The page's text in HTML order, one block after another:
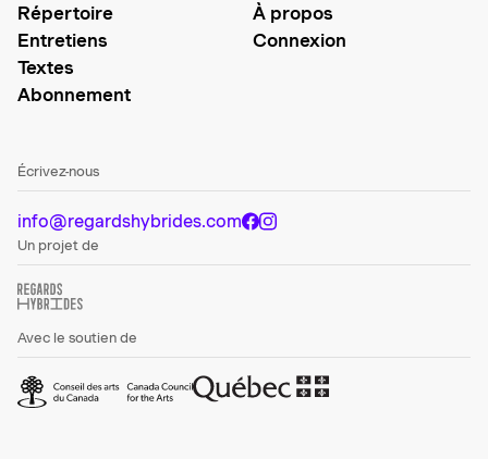
Répertoire
Entretiens
Textes
Abonnement
À propos
Connexion
Écrivez-nous
info@regardshybrides.com
Un projet de
Avec le soutien de